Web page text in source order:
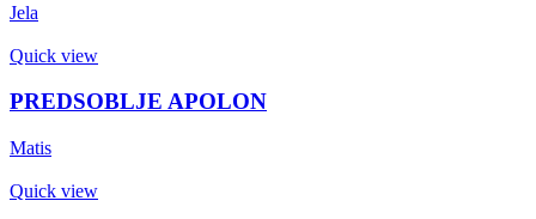
Jela
Quick view
PREDSOBLJE APOLON
Matis
Quick view